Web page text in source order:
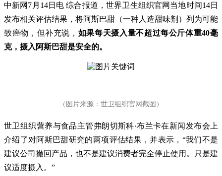
中新网7月14日电 综合报道，世界卫生组织官网当地时间14日
发布相关评估结果，将阿斯巴甜（一种人造甜味剂 ） 列为可能
致癌物，但补充说， 如果每天摄入量不超过每公斤体重40毫
克，摄入阿斯巴甜是安全的。
（图片来源：世卫组织官网截图 ）
世卫组织营养与食品主管弗朗切斯科·布兰卡在新闻发布会上
介绍了对阿斯巴甜研究的两项评估结果，并表示，“我们不是
建议公司撤回产品，也不是建议消费者完全停止使用。只是建
议适度摄入。”